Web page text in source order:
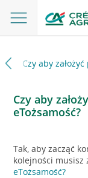
Czy aby
Czy aby
eTożsamość?
Tak, aby zacząć
kolejności musisz
eTożsamość?